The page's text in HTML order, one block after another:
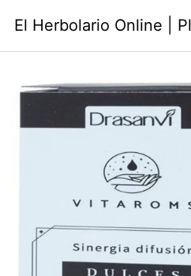
El Herbolario Online |